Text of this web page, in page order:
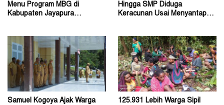
Menu Program MBG di
Kabupaten Jayapura
Hingga SMP Diduga
Keracunan Usai Menyantap
Samuel Kogoya Ajak Warga
125.931 Lebih Warga Sipil